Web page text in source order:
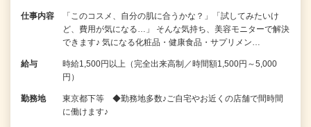
仕事内容
「このコスメ、自分の肌に合うかな？」「試してみたいけ
ど、費用が気になる…」 そんな気持ち、美容モニターで解決
できます♪ 気になる化粧品・健康食品・サプリメン…
給与
時給1,500円以上（完全出来高制／時間額1,500円～5,000
円）
勤務地
東京都下等 ◆勤務地多数♪ご自宅やお近くの店舗で間時間
に働けます♪